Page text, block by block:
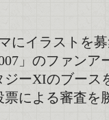
にイラストを
」のファン
ーXIのブース
による審査を